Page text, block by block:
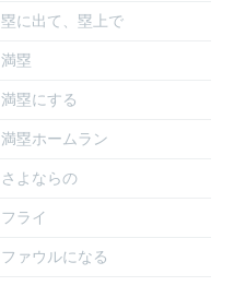
塁に出て、塁上で
満塁
満塁にする
満塁ホームラン
さよならの
フライ
ファウルになる